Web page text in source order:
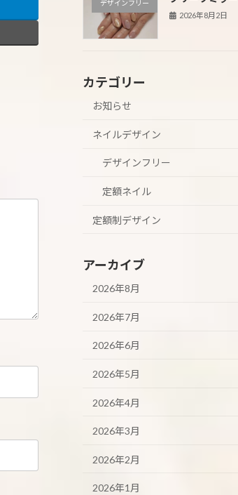
デザインフリー
2026年8月2日
カテゴリー
お知らせ
ネイルデザイン
デザインフリー
定額ネイル
定額制デザイン
アーカイブ
2026年8月
2026年7月
2026年6月
2026年5月
2026年4月
2026年3月
2026年2月
2026年1月